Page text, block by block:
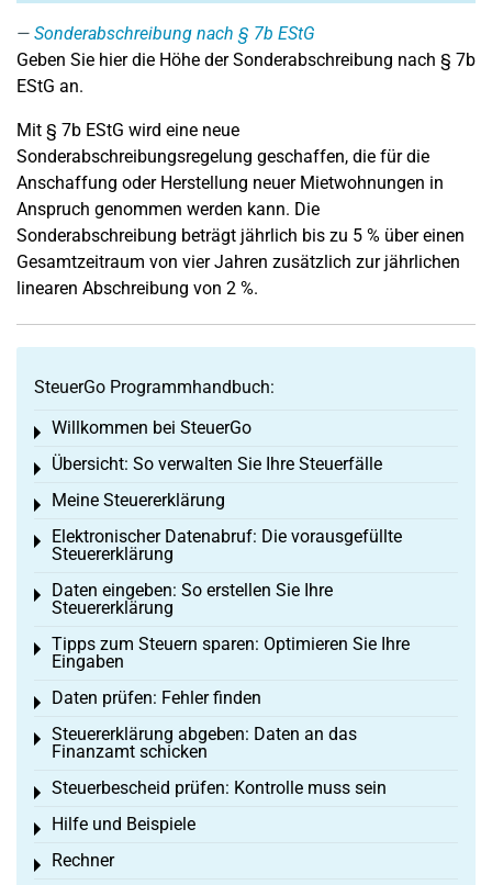
Sonderabschreibung nach § 7b EStG
Geben Sie hier die Höhe der Sonderabschreibung nach § 7b
EStG an.
Mit § 7b EStG wird eine neue
Sonderabschreibungsregelung geschaffen, die für die
Anschaffung oder Herstellung neuer Mietwohnungen in
Anspruch genommen werden kann. Die
Sonderabschreibung beträgt jährlich bis zu 5 % über einen
Gesamtzeitraum von vier Jahren zusätzlich zur jährlichen
linearen Abschreibung von 2 %.
SteuerGo Programmhandbuch:
Willkommen bei SteuerGo
Toggle menu
Übersicht: So verwalten Sie Ihre Steuerfälle
Toggle menu
Meine Steuererklärung
Toggle menu
Elektronischer Datenabruf: Die vorausgefüllte
Steuererklärung
Toggle menu
Daten eingeben: So erstellen Sie Ihre
Steuererklärung
Toggle menu
Tipps zum Steuern sparen: Optimieren Sie Ihre
Eingaben
Toggle menu
Daten prüfen: Fehler finden
Toggle menu
Steuererklärung abgeben: Daten an das
Finanzamt schicken
Toggle menu
Steuerbescheid prüfen: Kontrolle muss sein
Toggle menu
Hilfe und Beispiele
Toggle menu
Rechner
Toggle menu